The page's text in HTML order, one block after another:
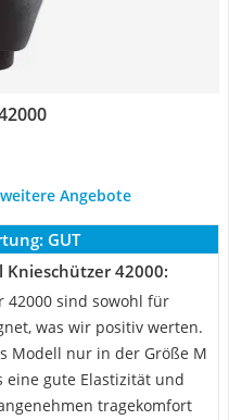
Angebote
GUT
Knieschützer 42000:
42000 sind sowohl für
was wir positiv werten.
Modell nur in der Größe M
gute Elastizität und
tragekomfort